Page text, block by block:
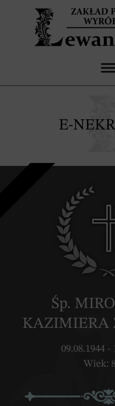
E-
Śp.
KAZIMIERA
09.08.1944 -
Wiek: